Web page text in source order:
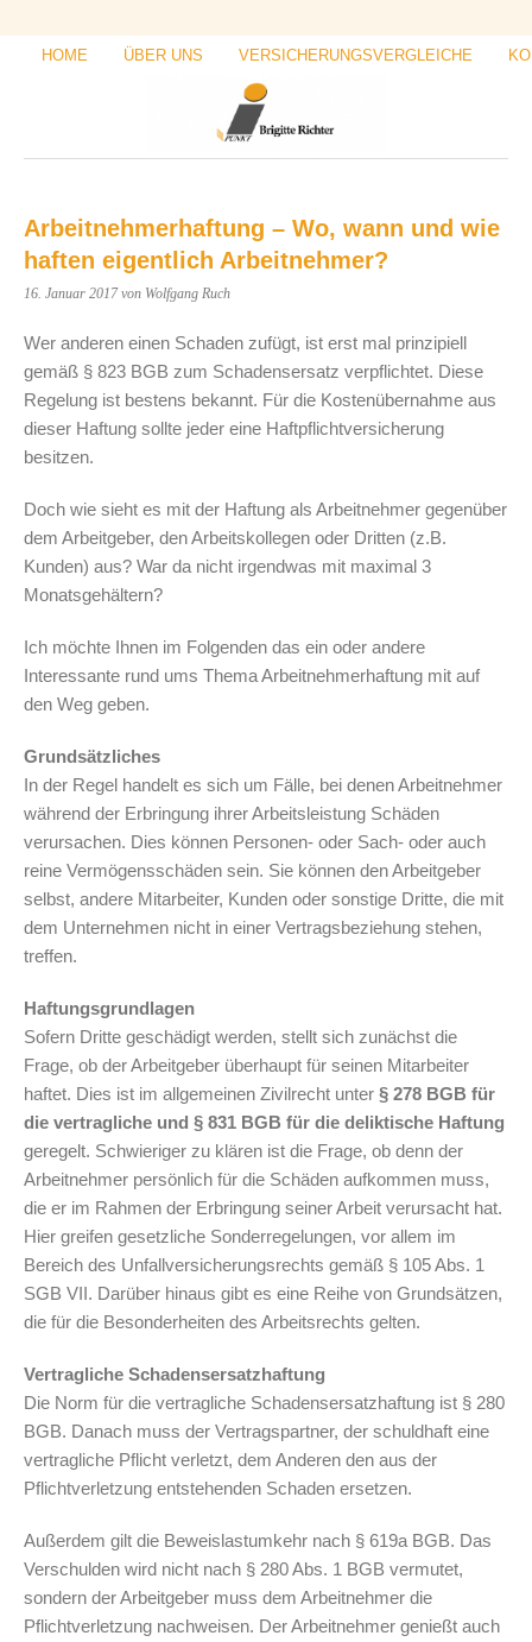
HOME ÜBER UNS VERSICHERUNGSVERGLEICHE
Arbeitnehmerhaftung – Wo, wann und wie
haften eigentlich Arbeitnehmer?
16. Januar 2017 von Wolfgang Ruch
Wer anderen einen Schaden zufügt, ist erst mal prinzipiell
gemäß § 823 BGB zum Schadensersatz verpflichtet. Diese
Regelung ist bestens bekannt. Für die Kostenübernahme aus
dieser Haftung sollte jeder eine Haftpflichtversicherung
besitzen.
Doch wie sieht es mit der Haftung als Arbeitnehmer gegenüber
dem Arbeitgeber, den Arbeitskollegen oder Dritten (z.B.
Kunden) aus? War da nicht irgendwas mit maximal 3
Monatsgehältern?
Ich möchte Ihnen im Folgenden das ein oder andere
Interessante rund ums Thema Arbeitnehmerhaftung mit auf
den Weg geben.
Grundsätzliches
In der Regel handelt es sich um Fälle, bei denen Arbeitnehmer
während der Erbringung ihrer Arbeitsleistung Schäden
verursachen. Dies können Personen- oder Sach- oder auch
reine Vermögensschäden sein. Sie können den Arbeitgeber
selbst, andere Mitarbeiter, Kunden oder sonstige Dritte, die mit
dem Unternehmen nicht in einer Vertragsbeziehung stehen,
treffen.
Haftungsgrundlagen
Sofern Dritte geschädigt werden, stellt sich zunächst die
Frage, ob der Arbeitgeber überhaupt für seinen Mitarbeiter
haftet. Dies ist im allgemeinen Zivilrecht unter § 278 BGB für
die vertragliche und § 831 BGB für die deliktische Haftung
geregelt. Schwieriger zu klären ist die Frage, ob denn der
Arbeitnehmer persönlich für die Schäden aufkommen muss,
die er im Rahmen der Erbringung seiner Arbeit verursacht hat.
Hier greifen gesetzliche Sonderregelungen, vor allem im
Bereich des Unfallversicherungsrechts gemäß § 105 Abs. 1
SGB VII. Darüber hinaus gibt es eine Reihe von Grundsätzen,
die für die Besonderheiten des Arbeitsrechts gelten.
Vertragliche Schadensersatzhaftung
Die Norm für die vertragliche Schadensersatzhaftung ist § 280
BGB. Danach muss der Vertragspartner, der schuldhaft eine
vertragliche Pflicht verletzt, dem Anderen den aus der
Pflichtverletzung entstehenden Schaden ersetzen.
Außerdem gilt die Beweislastumkehr nach § 619a BGB. Das
Verschulden wird nicht nach § 280 Abs. 1 BGB vermutet,
sondern der Arbeitgeber muss dem Arbeitnehmer die
Pflichtverletzung nachweisen. Der Arbeitnehmer genießt auch